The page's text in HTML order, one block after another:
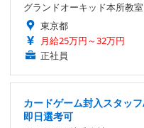
グランドオーキッド本所教室
東京都
月給25万円～32万円
正社員
カードゲーム封入スタッ
即日選考可